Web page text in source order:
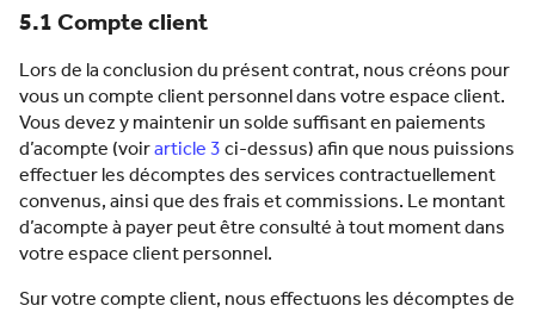
5.1 Compte client
Lors de la conclusion du présent contrat, nous créons pour
vous un compte client personnel dans votre espace client.
Vous devez y maintenir un solde suffisant en paiements
d’acompte (voirarticle 3ci-dessus) afin que nous puissions
effectuer les décomptes des services contractuellement
convenus, ainsi que des frais et commissions. Le montant
d’acompte à payer peut être consulté à tout moment dans
votre espace client personnel.
Sur votre compte client, nous effectuons les décomptes de